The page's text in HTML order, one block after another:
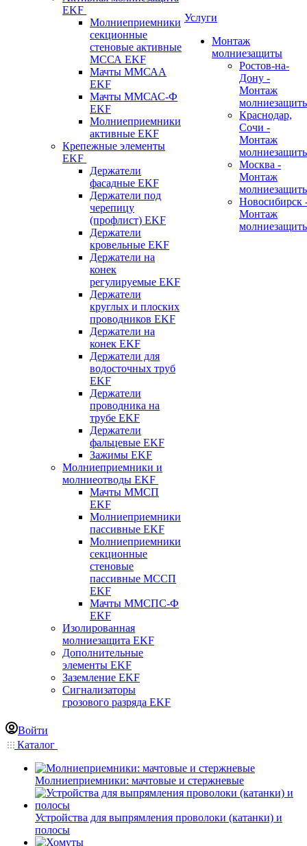
EKF
Молниеприемники
секционные
стеновые активные
МССА EKF
Мачты ММСАА
EKF
Мачты ММСАС-Ф
EKF
Молниеприемники
активные EKF
Крепежные элементы
EKF
Держатели
фасадные EKF
Держатели под
черепицу
(профлист) EKF
Держатели
кровельные EKF
Держатели на
конек
регулируемые EKF
Держатели
круглых и плоских
проводников EKF
Держатели на
конек EKF
Держатели для
водосточных труб
EKF
Держатели
проводника на
трубе EKF
Держатели
фальцевые EKF
Зажимы EKF
Молниеприемники и
молниеотводы EKF
Мачты ММСП
EKF
Молниеприемники
пассивные EKF
Молниеприемники
секционные
стеновые
пассивные МССП
EKF
Мачты ММСПС-Ф
EKF
Изолированная
молниезащита EKF
Дополнительные
элементы EKF
Заземление EKF
Сигнализаторы
грозового разряда EKF
Услуги
Монтаж
молниезащиты
Ростов-на-
Дону -
Монтаж
Краснодар,
Сочи -
Монтаж
Москва -
Монтаж
Новосибирск
Монтаж
Войти
Каталог
Молниеприемники: мачтовые и стержневые
Устройства для выпрямления проволоки (катанки) и
полосы